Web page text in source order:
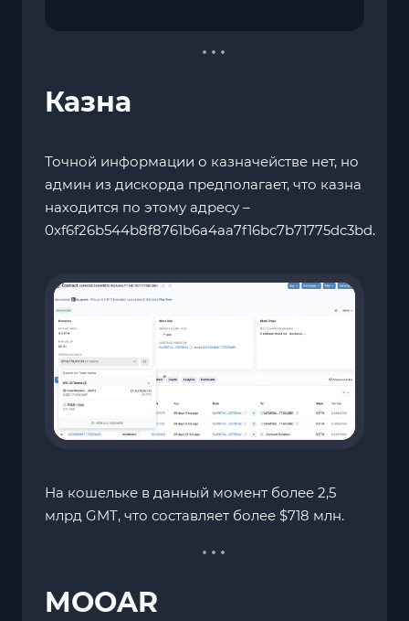
Казна
Точной информации о казначействе нет, но
админ из дискорда предполагает, что казна
находится по этому адресу –
0xf6f26b544b8f8761b6a4aa7f16bc7b71775dc3bd.
На кошельке в данный момент более 2,5
млрд GMT, что составляет более $718 млн.
MOOAR